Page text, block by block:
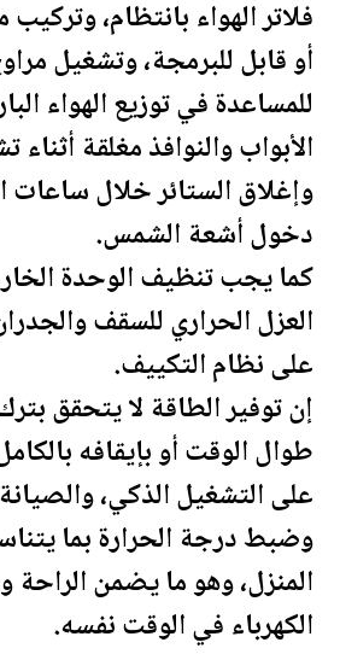
فلاتر الهواء بانتظام،
أو قابل للبرمجة، وتشغيل
للمساعدة في توزيع الهواء
الأبواب والنوافذ مغلقة
وإغلاق الستائر خلال ساعات
دخول أشعة الشمس.
كما يجب تنظيف الوحدة
العزل الحراري للسقف
على نظام التكييف.
إن توفير الطاقة لا يتحقق
طوال الوقت أو بإيقافه
على التشغيل الذكي،
وضبط درجة الحرارة بما
المنزل، وهو ما يضمن
الكهرباء في الوقت نفسه.